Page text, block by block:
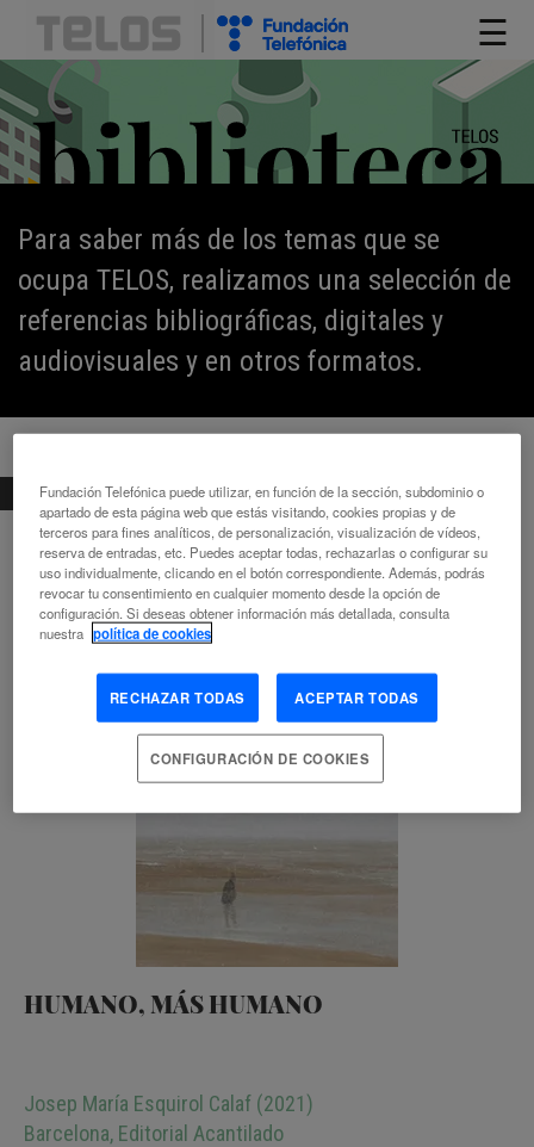
☰
Para saber más de los temas que se
ocupa TELOS, realizamos una selección de
referencias bibliográficas, digitales y
audiovisuales y en otros formatos.
BIBLIOTECA>LIBROS> HUMANO, MÁS HUMANO
HUMANO, MÁS HUMANO
Josep María Esquirol Calaf (2021)
Barcelona, Editorial Acantilado
Fundación Telefónica puede utilizar, en función de la sección, subdominio o
apartado de esta página web que estás visitando, cookies propias y de
terceros para fines analíticos, de personalización, visualización de vídeos,
reserva de entradas, etc. Puedes aceptar todas, rechazarlas o configurar su
uso individualmente, clicando en el botón correspondiente. Además, podrás
revocar tu consentimiento en cualquier momento desde la opción de
configuración. Si deseas obtener información más detallada, consulta
nuestra política de cookies
RECHAZAR TODAS ACEPTAR TODAS
CONFIGURACIÓN DE COOKIES